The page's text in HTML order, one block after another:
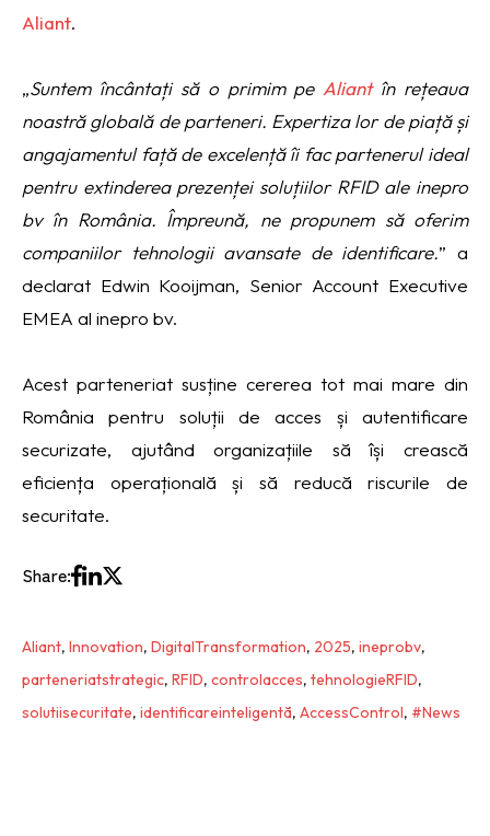
Aliant.
„Suntem încântați să o primim pe Aliant în rețeaua
noastră globală de parteneri. Expertiza lor de piață și
angajamentul față de excelență îi fac partenerul ideal
pentru extinderea prezenței soluțiilor RFID ale inepro
bv în România. Împreună, ne propunem să oferim
companiilor tehnologii avansate de identificare.” a
declarat Edwin Kooijman, Senior Account Executive
EMEA al inepro bv.
Acest parteneriat susține cererea tot mai mare din
România pentru soluții de acces și autentificare
securizate, ajutând organizațiile să își crească
eficiența operațională și să reducă riscurile de
securitate.
Share:
Aliant, Innovation, DigitalTransformation, 2025, ineprobv,
parteneriatstrategic, RFID, controlacces, tehnologieRFID,
solutiisecuritate, identificareinteligentă, AccessControl, #News